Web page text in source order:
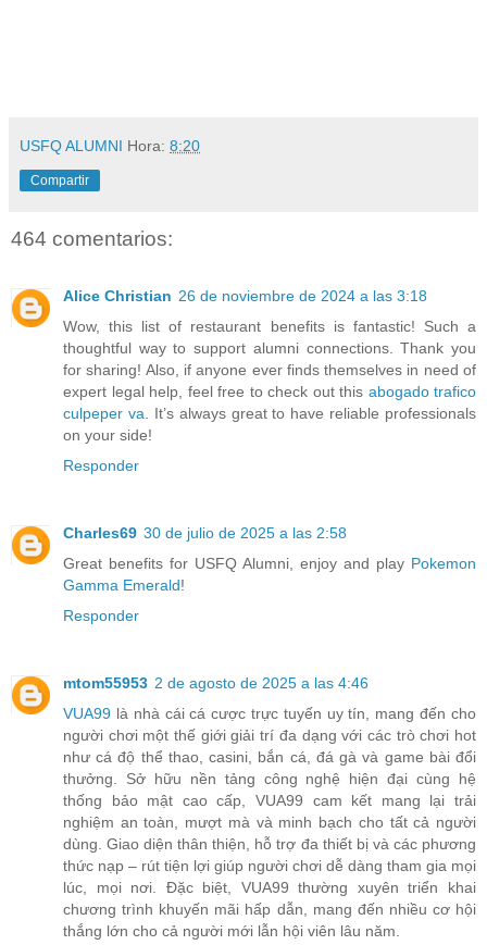
USFQ ALUMNI Hora: 8:20
Compartir
464 comentarios:
Alice Christian 26 de noviembre de 2024 a las 3:18
Wow, this list of restaurant benefits is fantastic! Such a
thoughtful way to support alumni connections. Thank you
for sharing! Also, if anyone ever finds themselves in need of
expert legal help, feel free to check out this abogado trafico
culpeper va . It’s always great to have reliable professionals
on your side!
Responder
Charles69 30 de julio de 2025 a las 2:58
Great benefits for USFQ Alumni, enjoy and play Pokemon
Gamma Emerald!
Responder
mtom55953 2 de agosto de 2025 a las 4:46
VUA99 là nhà cái cá cược trực tuyến uy tín, mang đến cho
người chơi một thế giới giải trí đa dạng với các trò chơi hot
như cá độ thể thao, casini, bắn cá, đá gà và game bài đổi
thưởng. Sở hữu nền tảng công nghệ hiện đại cùng hệ
thống bảo mật cao cấp, VUA99 cam kết mang lại trải
nghiệm an toàn, mượt mà và minh bạch cho tất cả người
dùng. Giao diện thân thiện, hỗ trợ đa thiết bị và các phương
thức nạp – rút tiện lợi giúp người chơi dễ dàng tham gia mọi
lúc, mọi nơi. Đặc biệt, VUA99 thường xuyên triển khai
chương trình khuyến mãi hấp dẫn, mang đến nhiều cơ hội
thắng lớn cho cả người mới lẫn hội viên lâu năm.